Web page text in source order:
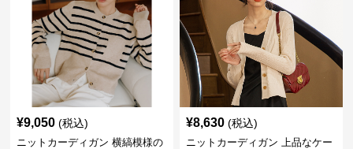
¥9,050 (税込)
ニットカーディガン 横縞模様の
¥8,630 (税込)
ニットカーディガン 上品なケー